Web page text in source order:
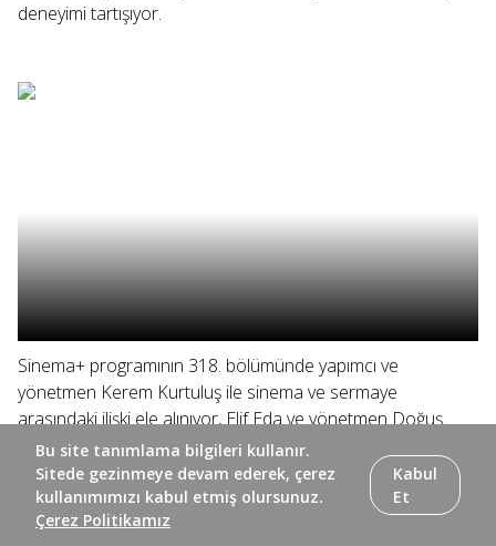
deneyimi tartışıyor.
Sinema+ programının 318. bölümünde yapımcı ve
yönetmen Kerem Kurtuluş ile sinema ve sermaye
arasındaki ilişki ele alınıyor, Elif Eda ve yönetmen Doğuş
Algün yönetmenin ilk uzun metrajı "Ölü Mevsim"i
konuşuyor.
Bu site tanımlama bilgileri kullanır.
Sitede gezinmeye devam ederek, çerez
kullanımımızı kabul etmiş olursunuz.
Çerez Politikamız
Kabul
Et